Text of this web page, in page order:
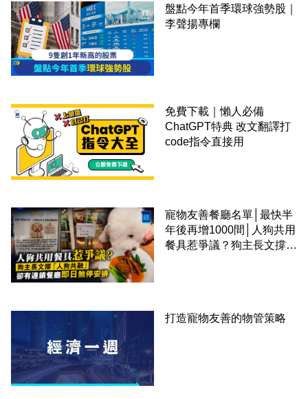
盤點今年首季環球強勢股｜
李聲揚專欄
免費下載｜懶人必備
ChatGPT特典 改文翻譯打
code指令直接用
寵物友善餐廳名單│最快半
年後再增1000間│人狗共用
餐具惹爭議？狗主長文撐
打造寵物友善的物管策略